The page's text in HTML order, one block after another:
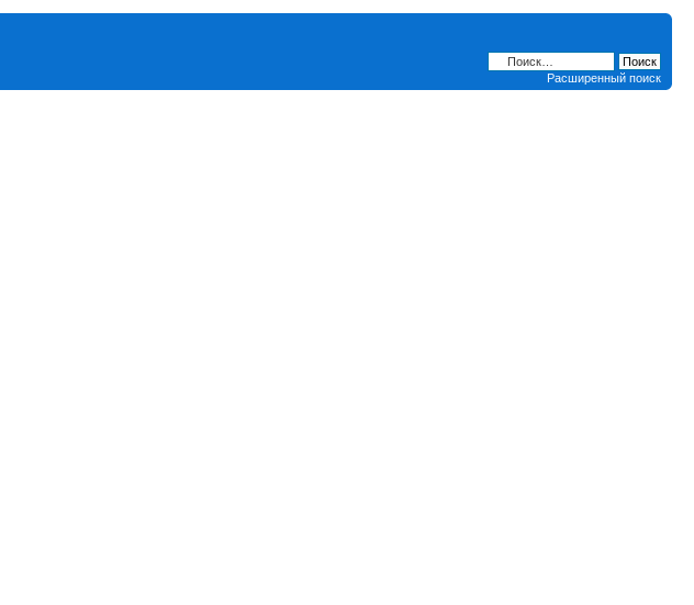
Расширенный поиск